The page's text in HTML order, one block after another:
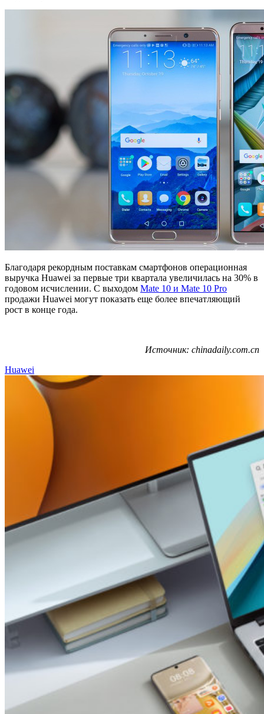
Благодаря рекордным поставкам смартфонов операционная
выручка Huawei за первые три квартала увеличилась на 30% в
годовом исчислении. С выходом Mate 10 и Mate 10 Pro
продажи Huawei могут показать еще более впечатляющий
рост в конце года.
Источник: chinadaily.com.cn
Huawei